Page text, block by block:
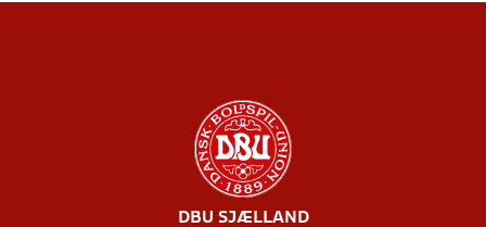
DBU SJÆLLAND